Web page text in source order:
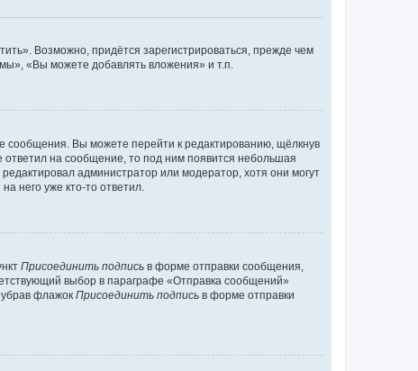
Возможно, придётся зарегистрироваться, прежде чем
«Вы можете добавлять вложения» и т.п.
сообщения. Вы можете перейти к редактированию, щёлкнув
ответил на сообщение, то под ним появится небольшая
администратор или модератор, хотя они могут
него уже кто-то ответил.
Присоединить подпись в форме отправки сообщения,
выбор в параграфе «Отправка сообщений»
флажок Присоединить подпись в форме отправки